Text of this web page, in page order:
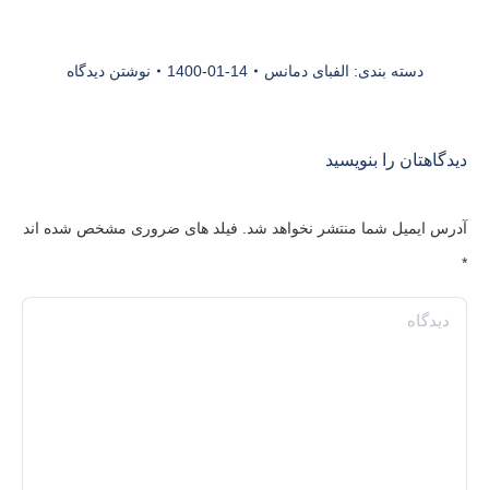
دسته بندی: الفبای دمانس 1400-01-14 نوشتن دیدگاه
دیدگاهتان را بنویسید
آدرس ایمیل شما منتشر نخواهد شد. فیلد های ضروری مشخص شده اند
*
دیدگاه